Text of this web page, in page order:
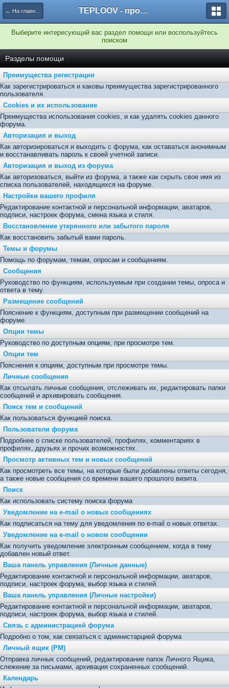
← На главную TEPLOOV - программный комплекс для расчёта систем отопления и вентиляции
Выберите интересующий вас раздел помощи или воспользуйтесь
поиском
Разделы помощи
Преимущества регистрации
Как зарегистрироваться и каковы преимущества зарегистрированного
пользователя.
Cookies и их использование
Преимущества использования cookies, и как удалять cookies данного
форума.
Авторизация и выход
Как авторизироваться и выходить с форума, как оставаться анонимным
и восстанавливать пароль к своей учетной записи.
Авторизация и выход из форума
Как авторизоваться, выйти из форума, а также как скрыть свое имя из
списка пользователей, находящихся на форуме.
Настройки вашего профиля
Редактирование контактной и персональной информации, аватаров,
подписи, настроек форума, смена языка и стиля.
Восстановление утерянного или забытого пароля
Как восстановить забытый вами пароль.
Темы и форумы
Помощь по форумам, темам, опросам и сообщениям.
Сообщения
Руководство по функциям, используемым при создании темы, опроса и
ответа в тему.
Размещение сообщений
Пояснение к функциям, доступным при размещении сообщений на
форуме.
Опции темы
Руководство по доступным опциям, при просмотре тем.
Опции тем
Пояснения к опциям, доступным при просмотре темы.
Личные сообщения
Как отсылать личные сообщения, отслеживать их, редактировать папки
сообщений и архивировать сообщения.
Поиск тем и сообщений
Как пользоваться функцией поиска.
Пользователи форума
Подробнее о списке пользователей, профилях, комментариях в
профилях, друзьях и прочих возможностях.
Просмотр активных тем и новых сообщений
Как просмотреть все темы, на которые были добавлены ответы сегодня,
а также новые сообщения со времени вашего прошлого визита.
Поиск
Как использовать систему поиска форума
Уведомление на e-mail о новых сообщениях
Как подписаться на тему для уведомления по e-mail о новых ответах.
Уведомление на е-mail о новом сообщении
Как получить уведомление электронным сообщением, когда в тему
добавлен новый ответ.
Ваша панель управления (Личные данные)
Редактирование контактной и персональной информации, аватаров,
подписи, настроек форума, выбор языка и стилей.
Ваша панель управления (Личные настройки)
Редактирование контактной и персональной информации, аватаров,
подписи, настроек форума, выбор языка и стилей.
Связь с администрацией форума
Подробно о том, как связаться с администарцией форума
Личный ящик (PM)
Отправка личных сообщений, редактирование папок Личного Ящика,
слежение за письмами, архивация сохраненных сообщений.
Календарь